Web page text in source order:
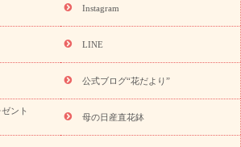
誕生日フラワーギフト特集
9月の誕生花(リンドウ)
集 当日配達特急便 お祝い商品一覧
祝い 退院祝い・快気祝い
ペットのお祝いフラワー
Instagram
LINE
公式ブログ“花だより”
ント
母の日産直花鉢